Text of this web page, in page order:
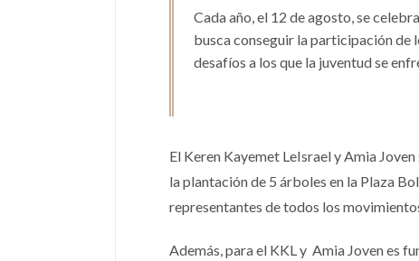
Cada año, el 12 de agosto, se
busca conseguir la participación de
desafíos a los que la juventud se
El Keren Kayemet LeIsrael y Amia
la plantación de 5 árboles en la Plaza
representantes de todos los
Además, para el KKL y Amia Joven es